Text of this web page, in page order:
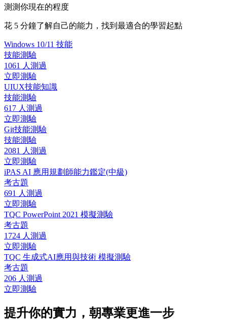
測測你現在的程度
花 5 分鐘了解自己的能力，找到最適合的學習起點
Windows 10/11 技能
技能測驗
1061 人測過
立即測驗
UIUX技能知識
技能測驗
617 人測過
立即測驗
Git技能測驗
技能測驗
2081 人測過
立即測驗
iPAS AI 應用規劃師能力鑑定(中級)
考古題
691 人測過
立即測驗
TQC PowerPoint 2021 模擬測驗
考古題
1724 人測過
立即測驗
TQC 生成式AI應用與技術 模擬測驗
考古題
206 人測過
立即測驗
提升你的實力，朝專業更進一步